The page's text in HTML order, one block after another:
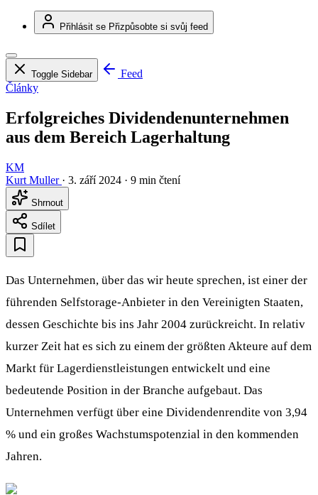
Přihlásit se Přizpůsobte si svůj feed
Toggle Sidebar
Feed
Články
Erfolgreiches Dividendenunternehmen
aus dem Bereich Lagerhaltung
KM
Kurt Muller · 3. září 2024 · 9 min čtení
Shrnout
Sdílet
Das Unternehmen, über das wir heute sprechen, ist einer der
führenden Selfstorage-Anbieter in den Vereinigten Staaten,
dessen Geschichte bis ins Jahr 2004 zurückreicht. In relativ
kurzer Zeit hat es sich zu einem der größten Akteure auf dem
Markt für Lagerdienstleistungen entwickelt und eine
bedeutende Position in der Branche aufgebaut. Das
Unternehmen verfügt über eine Dividendenrendite von 3,94
% und ein großes Wachstumspotenzial in den kommenden
Jahren.